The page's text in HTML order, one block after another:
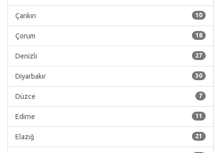
10
Çankırı
18
Çorum
27
Denizli
30
Diyarbakır
7
Düzce
11
Edirne
21
Elazığ